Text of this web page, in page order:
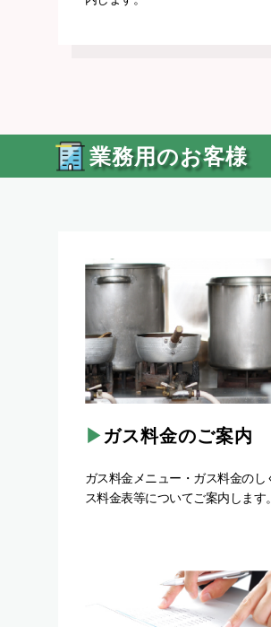
業務用のお客様
ガス料金のご案内
ガス料金メニュー・ガス料金のし
ス料金表等についてご案内します。